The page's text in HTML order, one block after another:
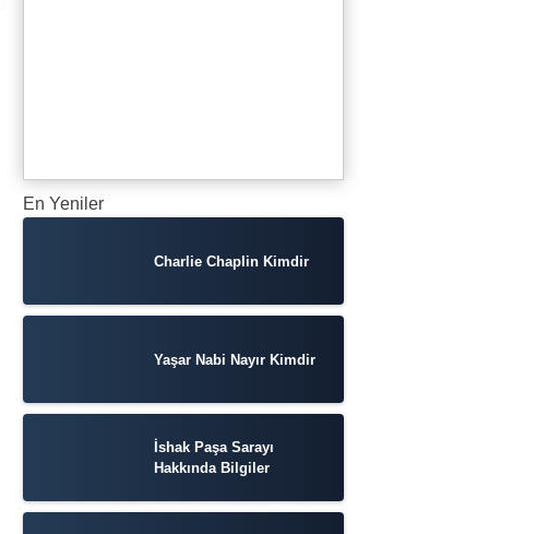
En Yeniler
Charlie Chaplin Kimdir
Yaşar Nabi Nayır Kimdir
İshak Paşa Sarayı
Hakkında Bilgiler